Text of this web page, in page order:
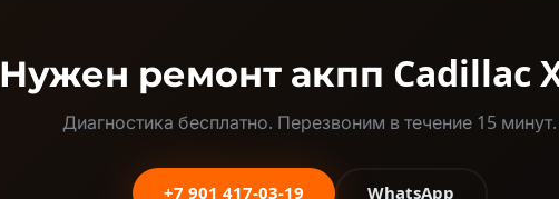
Нужен ремонт акпп Cadillac
Диагностика бесплатно. Перезвоним в течение 15 минут.
+7 901 417-03-19 WhatsApp